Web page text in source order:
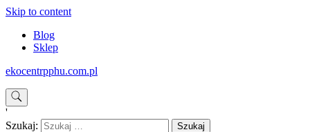
Skip to content
Blog
Sklep
ekocentrpphu.com.pl
'
Szukaj: